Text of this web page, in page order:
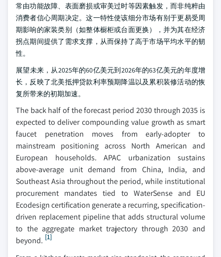
常由功能故障、表面磨损或审美过时等因素触发，而非纯粹由
消费者信心周期决定。这一特性使该细分市场有别于更易受周
期影响的家装类别（如整体橱柜或台面更换），并为其在经济
拐点期间提供了需求支撑，从而保持了高于市场平均水平的韧
性。
展望未来，从2025年的60亿美元到2026年的63亿美元的年度增
长，反映了北美抵押贷款利率预期降温以及累积装修活动的恢
复所带来的初期加速。
The back half of the forecast period 2030 through 2035 is
expected to deliver compounding value growth as smart
faucet penetration moves from early-adopter to
mainstream positioning across North American and
European households. APAC urbanization sustains
above-average unit demand from China, India, and
Southeast Asia throughout the period, while institutional
procurement mandates tied to WaterSense and EU
Ecodesign certification generate a recurring, specification-
driven replacement pipeline that adds structural volume
to the aggregate market trajectory through 2030 and
beyond. [1]